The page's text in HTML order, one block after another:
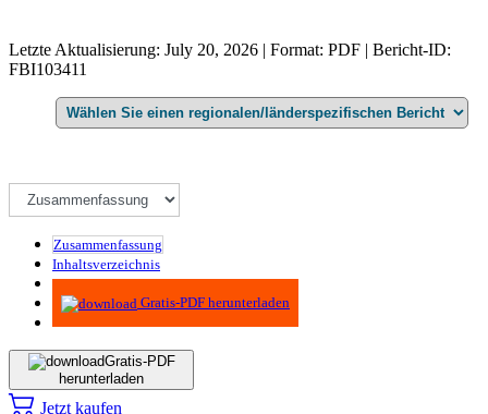
Letzte Aktualisierung: July 20, 2026 | Format: PDF | Bericht-ID:
FBI103411
Zusammenfassung
Inhaltsverzeichnis
Methodik
Gratis-PDF herunterladen
Gratis-PDF
herunterladen
Jetzt kaufen